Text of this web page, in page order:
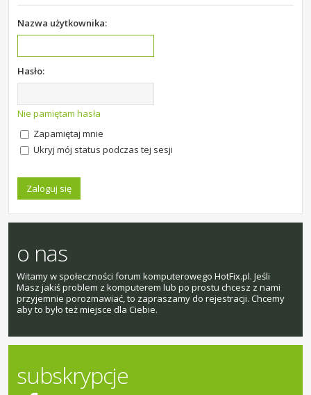
Nazwa użytkownika:
Hasło:
Nie pamiętam hasła
Zapamiętaj mnie
Ukryj mój status podczas tej sesji
o nas
Witamy w społeczności forum komputerowego HotFix.pl. Jeśli
Masz jakiś problem z komputerem lub po prostu chcesz z nami
przyjemnie porozmawiać, to zapraszamy do rejestracji. Chcemy
aby to było też miejsce dla Ciebie.
subskrypcje